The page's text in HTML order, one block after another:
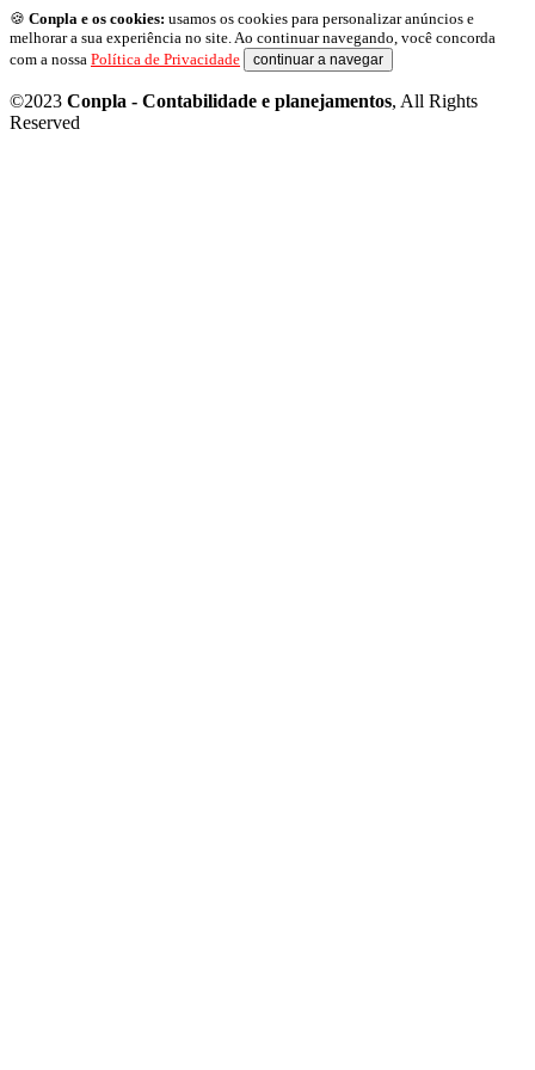
🍪 Conpla e os cookies: usamos os cookies para personalizar anúncios e
melhorar a sua experiência no site. Ao continuar navegando, você concorda
com a nossa Política de Privacidade continuar a navegar
©2023 Conpla - Contabilidade e planejamentos, All Rights
Reserved